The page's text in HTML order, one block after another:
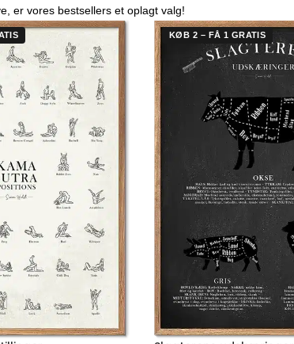
er vores bestsellers et oplagt valg!
KØB 2 – FÅ 1 GRATIS